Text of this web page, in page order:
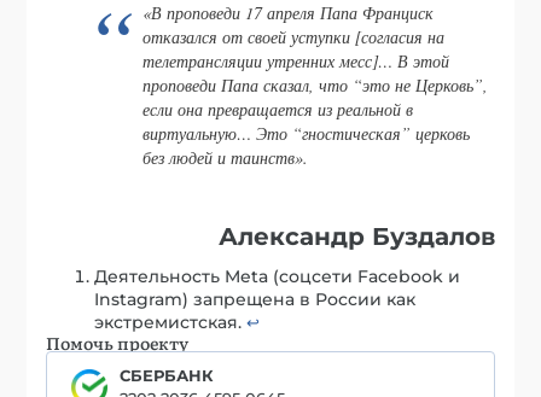
«В проповеди 17 апреля Папа Франциск
отказался от своей уступки [согласия на
телетрансляции утренних месс]… В этой
проповеди Папа сказал, что “это не Церковь”,
если она превращается из реальной в
виртуальную… Это “гностическая” церковь
без людей и таинств».
Александр Буздалов
Деятельность Meta (соцсети Facebook и
Instagram) запрещена в России как
экстремистская.↩︎
Помочь проекту
СБЕРБАНК